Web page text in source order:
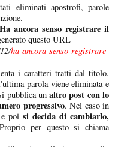
eliminati apostrofi, parole
Ha ancora senso registrare il
questo URL
ha-ancora-senso-registrare-
i caratteri tratti dal titolo.
parola viene eliminata e
pubblica unaltro post con lo
progressivo. Nel caso in
e poisi decida di cambiarlo,
per questo si chiama